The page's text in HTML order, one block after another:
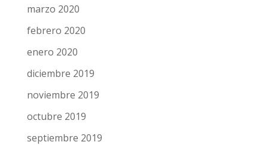
marzo 2020
febrero 2020
enero 2020
diciembre 2019
noviembre 2019
octubre 2019
septiembre 2019